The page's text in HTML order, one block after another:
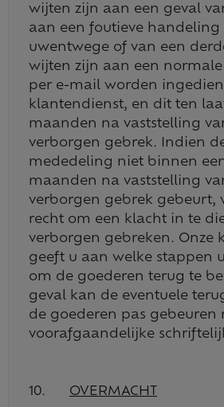
wijten zijn aan een geval
aan een foutieve handeling
uwentwege of van een
wijten zijn aan een
per e-mail worden
klantendienst, en dit ten
maanden na vaststelling
verborgen gebrek. Indien
mededeling niet binnen
maanden na vaststelling
verborgen gebrek gebeurt,
recht om een klacht in te
verborgen gebreken. Onze
geeft u aan welke stappen
om de goederen terug te
geval kan de eventuele
de goederen pas gebeuren
voorafgaandelijke
10. OVERMACHT